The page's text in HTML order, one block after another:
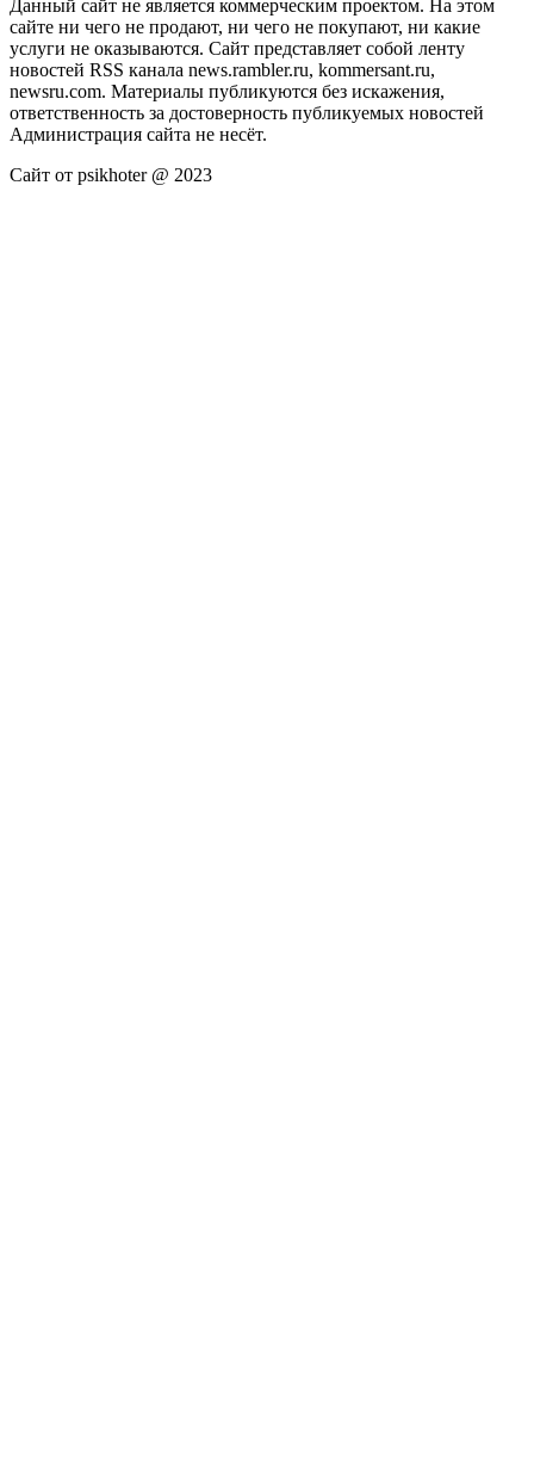
Данный сайт не является коммерческим проектом. На этом
сайте ни чего не продают, ни чего не покупают, ни какие
услуги не оказываются. Сайт представляет собой ленту
новостей RSS канала news.rambler.ru, kommersant.ru,
newsru.com. Материалы публикуются без искажения,
ответственность за достоверность публикуемых новостей
Администрация сайта не несёт.
Сайт от psikhoter @ 2023